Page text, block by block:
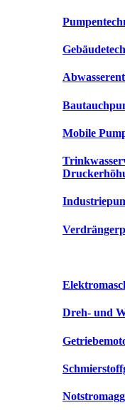
Mobile
Dreh- und